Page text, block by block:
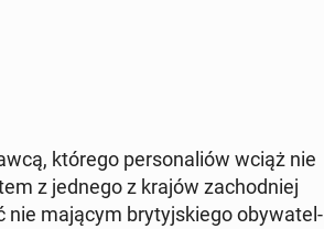
którego per­so­na­liów wciąż nie
z jednego z krajów za­chod­niej
nie mającym bry­tyj­skie­go oby­wa­tel­